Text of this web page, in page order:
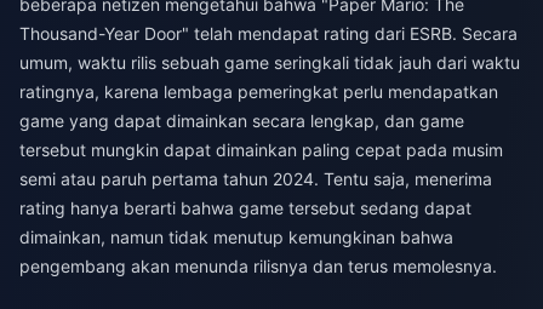
beberapa netizen mengetahui bahwa "Paper Mario: The
Thousand-Year Door" telah mendapat rating dari ESRB. Secara
umum, waktu rilis sebuah game seringkali tidak jauh dari waktu
ratingnya, karena lembaga pemeringkat perlu mendapatkan
game yang dapat dimainkan secara lengkap, dan game
tersebut mungkin dapat dimainkan paling cepat pada musim
semi atau paruh pertama tahun 2024. Tentu saja, menerima
rating hanya berarti bahwa game tersebut sedang dapat
dimainkan, namun tidak menutup kemungkinan bahwa
pengembang akan menunda rilisnya dan terus memolesnya.